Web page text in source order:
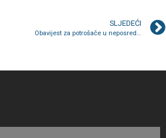
SLJEDEĆI
Obavijest za potrošače u neposrednoj blizini FK “Rudar”